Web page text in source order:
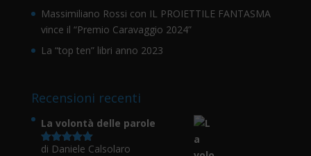
Massimiliano Rossi con IL PROIETTILE FANTASMA
vince il “Premio Caravaggio 2024”
La “top ten” libri anno 2023
Recensioni recenti
La volontà delle parole
Valutato5
di Daniele Calsolaro